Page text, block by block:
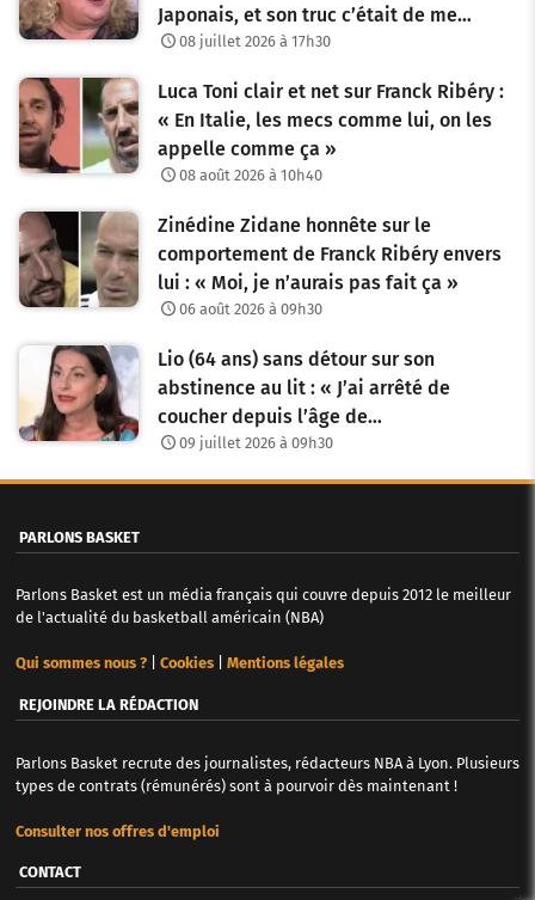
Japonais, et son truc c’était de me…
08 juillet 2026 à 17h30
Luca Toni clair et net sur Franck Ribéry :
« En Italie, les mecs comme lui, on les
appelle comme ça »
08 août 2026 à 10h40
Zinédine Zidane honnête sur le
comportement de Franck Ribéry envers
lui : « Moi, je n’aurais pas fait ça »
06 août 2026 à 09h30
Lio (64 ans) sans détour sur son
abstinence au lit : « J’ai arrêté de
coucher depuis l’âge de…
09 juillet 2026 à 09h30
PARLONS BASKET
Parlons Basket est un média français qui couvre depuis 2012 le meilleur
de l'actualité du basketball américain (NBA)
Qui sommes nous ?| Cookies| Mentions légales
REJOINDRE LA RÉDACTION
Parlons Basket recrute des journalistes, rédacteurs NBA à Lyon. Plusieurs
types de contrats (rémunérés) sont à pourvoir dès maintenant !
Consulter nos offres d'emploi
CONTACT